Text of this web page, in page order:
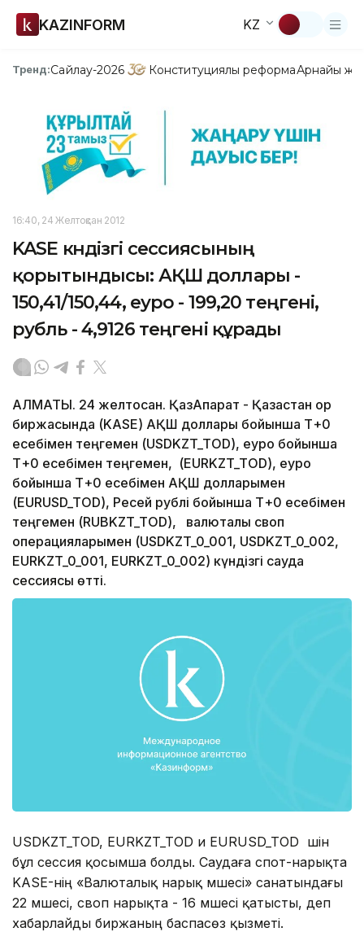
KAZINFORM KZ
Тренд:Сайлау-2026 Конституциялық реформаАрнайы
16:40, 24 Желтоқсан 2012
KASE күндізгі сессиясының
қорытындысы: АҚШ доллары -
150,41/150,44, еуро - 199,20 теңгені,
рубль - 4,9126 теңгені құрады
АЛМАТЫ. 24 желтоқсан. ҚазАқпарат - Қазақстан қор
биржасында (KASE) АҚШ доллары бойынша Т+0
есебімен теңгемен (USDKZT_TOD), еуро бойынша
Т+0 есебімен теңгемен, (EURKZT_TOD), еуро
бойынша Т+0 есебімен АҚШ долларымен
(EURUSD_TOD), Ресей рублі бойынша Т+0 есебімен
теңгемен (RUBKZT_TOD), валюталық своп
операцияларымен (USDKZT_0_001, USDKZT_0_002,
EURKZT_0_001, EURKZT_0_002) күндізгі сауда
сессиясы өтті.
USDKZT_TOD, EURKZT_TOD и EURUSD_TOD үшін
бұл сессия қосымша болды. Саудаға спот-нарықта
KASE-нің «Валюталық нарық мүшесі» санатындағы
22 мүшесі, своп нарықта - 16 мүшесі қатысты, деп
хабарлайды биржаның баспасөз қызметі.